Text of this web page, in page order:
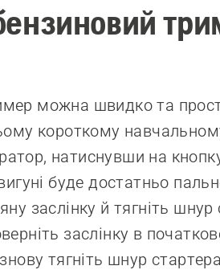
можна швидко та
короткому
натиснувши на
буде достатньо
заслінку й тягніть
заслінку в
тягніть шнур